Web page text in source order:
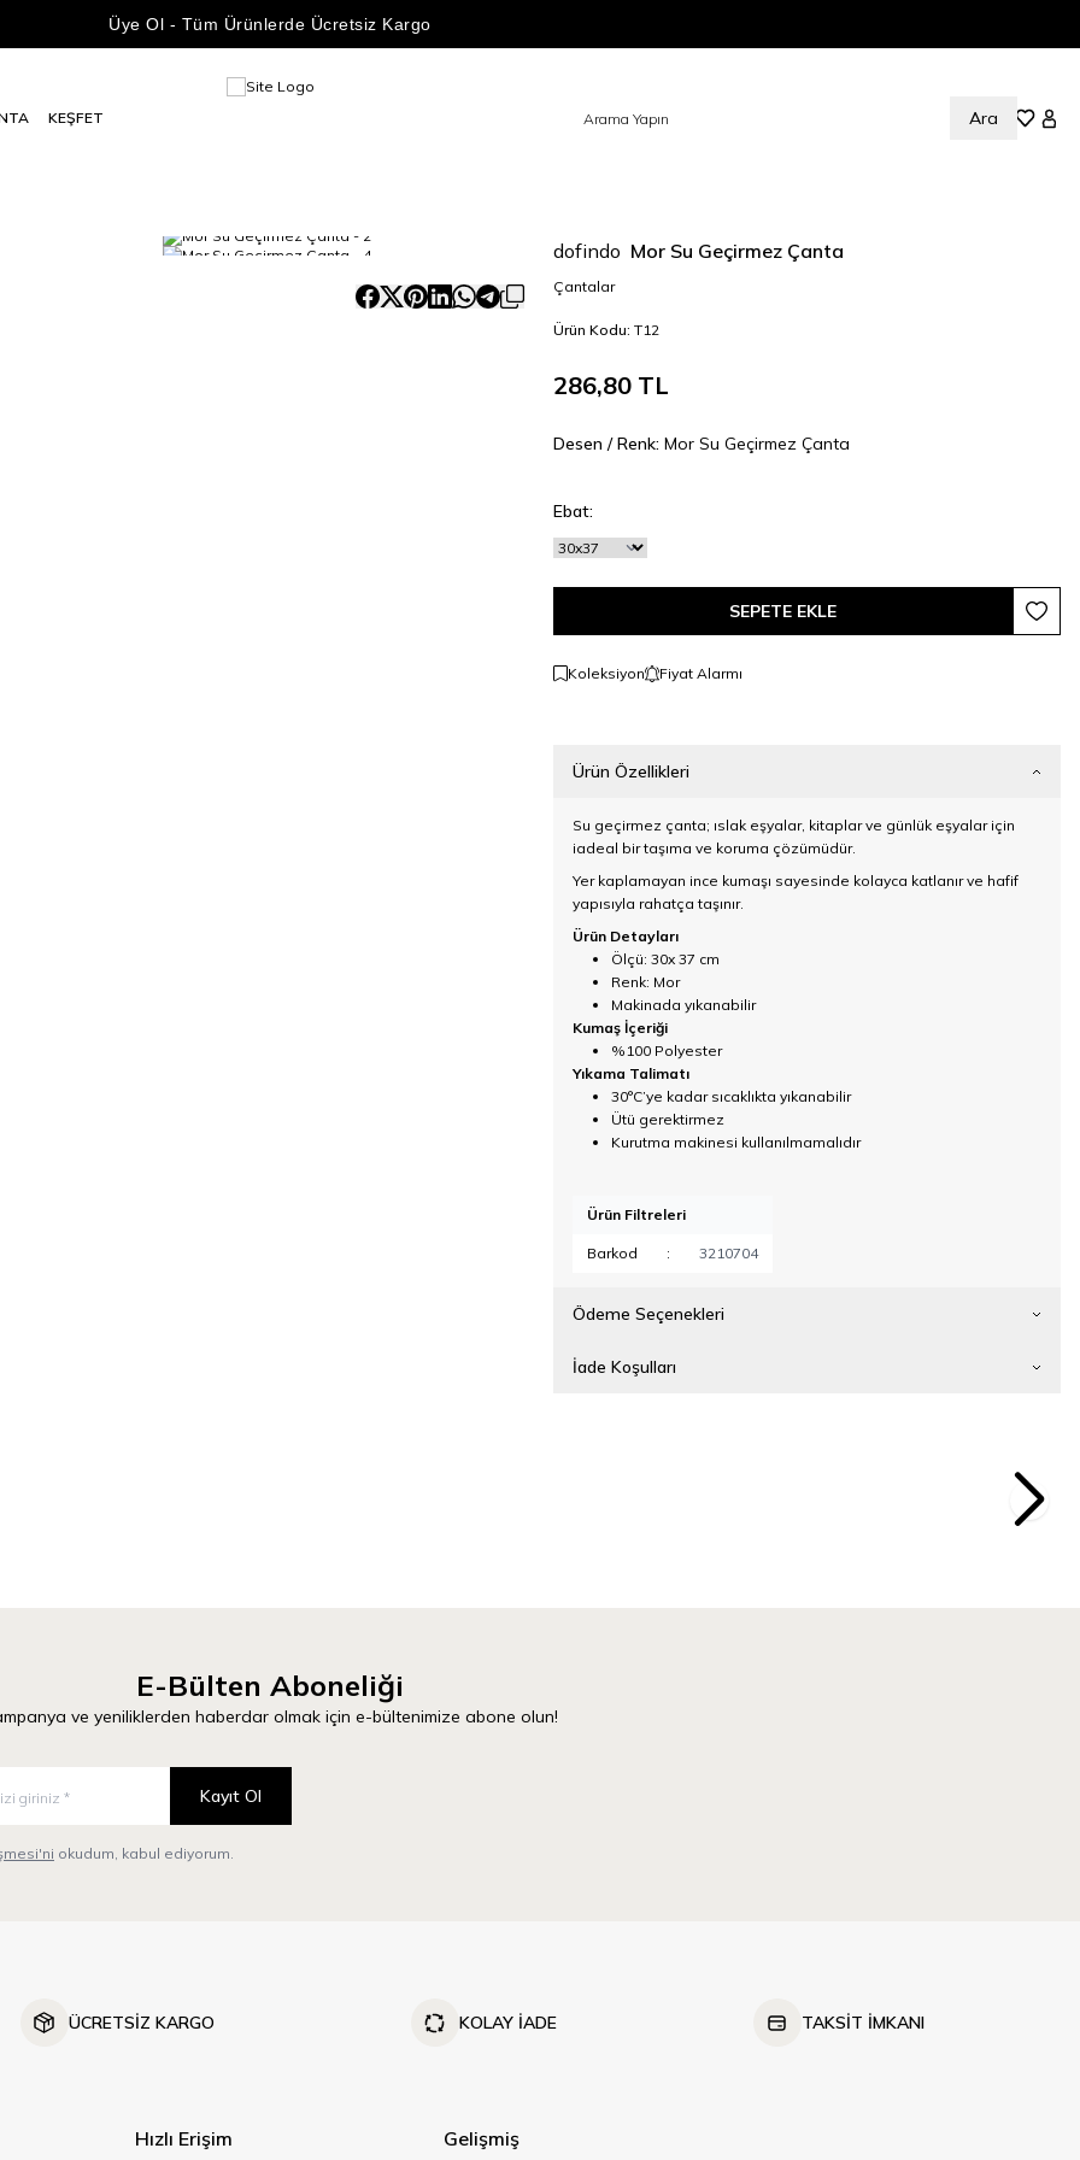
Üye Ol - Tüm Ürünlerde Ücretsiz Kargo
KEŞFET AraSepetim
dofindo Mor Su Geçirmez Çanta
Çantalar
Ürün Kodu: T12
286,80TL
Desen / Renk: Mor Su Geçirmez Çanta
Ebat:
SEPETE EKLE
Koleksiyon Fiyat Alarmı
Ürün Özellikleri
Su geçirmez çanta; ıslak eşyalar, kitaplar ve günlük eşyalar için
iadeal bir taşıma ve koruma çözümüdür.
Yer kaplamayan ince kumaşı sayesinde kolayca katlanır ve hafif
yapısıyla rahatça taşınır.
Ürün Detayları
Ölçü: 30x 37 cm
Renk: Mor
Makinada yıkanabilir
Kumaş İçeriği
%100 Polyester
Yıkama Talimatı
30°C’ye kadar sıcaklıkta yıkanabilir
Ütü gerektirmez
Kurutma makinesi kullanılmamalıdır
Ürün Filtreleri
Barkod : 3210704
Ödeme Seçenekleri
İade Koşulları
Meyve & Hayvan Temalı 50x60cm Yıkanabilir
E-Bülten Aboneliği
ve yeniliklerden haberdar olmak için e-bültenimize abone olun!
Kayıt Ol
okudum, kabul ediyorum.
ÜCRETSİZ KARGO KOLAY İADE TAKSİT İMKANI
Hızlı Erişim Gelişmiş